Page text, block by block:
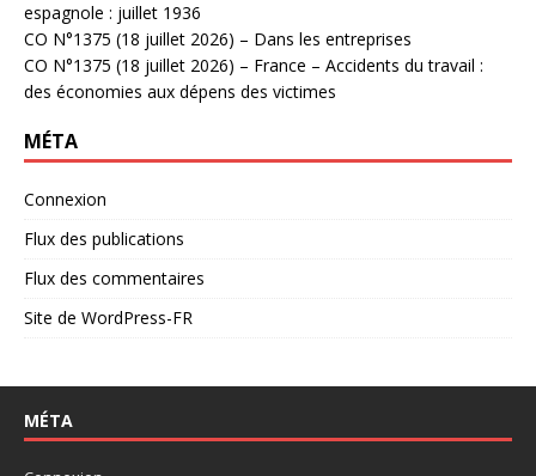
espagnole : juillet 1936
CO N°1375 (18 juillet 2026) – Dans les entreprises
CO N°1375 (18 juillet 2026) – France – Accidents du travail :
des économies aux dépens des victimes
MÉTA
Connexion
Flux des publications
Flux des commentaires
Site de WordPress-FR
MÉTA